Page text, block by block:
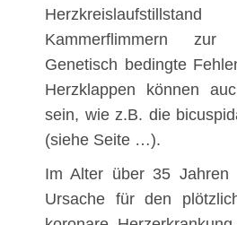
Kammerflimmern
Genetisch bedingte
Herzklappen können
sein, wie z.B. die
(siehe Seite …).
Im Alter über 35 Jahren
Ursache für den